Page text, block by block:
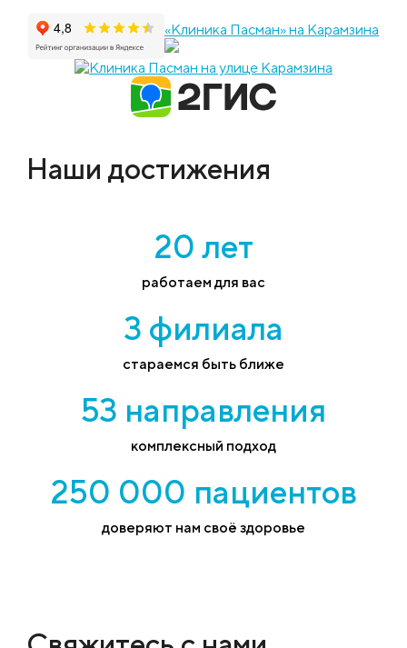
«Клиника Пасман» на Карамзина
Наши достижения
20 лет
работаем для вас
3 филиала
стараемся быть ближе
53 направления
комплексный подход
250 000 пациентов
доверяют нам своё здоровье